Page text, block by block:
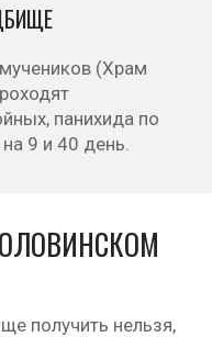
(Храм
панихида по
9 и 40 день.
получить нельзя,